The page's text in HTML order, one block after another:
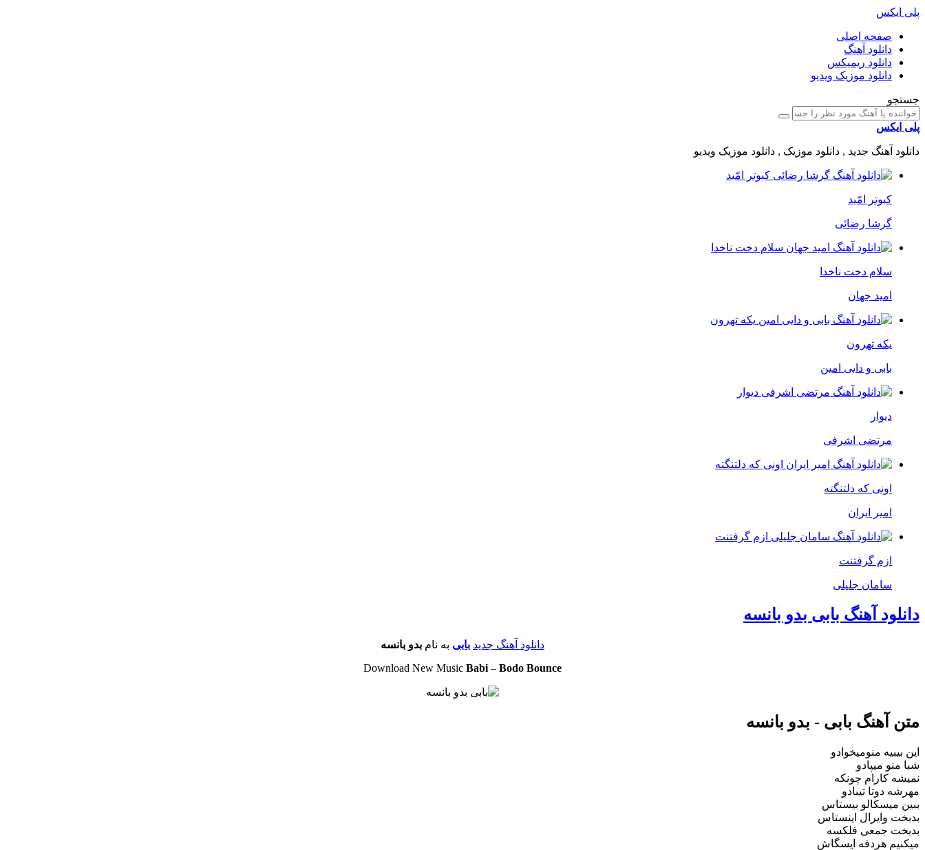
پلی ایکس
صفحه اصلی
دانلود آهنگ
دانلود ریمیکس
دانلود موزیک ویدیو
جستجو
پلی ایکس
دانلود آهنگ جدید , دانلود موزیک , دانلود موزیک ویدیو
کبوتر امّید
گرشا رضائی
سلام دخت ناخدا
امید جهان
یکه تهرون
بابی و دایی امین
دیوار
مرتضی اشرفی
اونی که دلتنگته
امیر ایران
ازم گرفتنت
سامان جلیلی
دانلود آهنگ بابی بدو بانسه
دانلود آهنگ جدید بابی به نام بدو بانسه
Download New Music Babi – Bodo Bounce
متن آهنگ بابی - بدو بانسه
این بیبیه منومیخوادو
شبا منو میپادو
نمیشه کارام چونکه
مهرشه دوتا تیبادو
ببین میسکالو بیستاس
بدبخت وایرال اینستاس
بدبخت جمعی فلکسه
میکنیم هردفه ایسگاش